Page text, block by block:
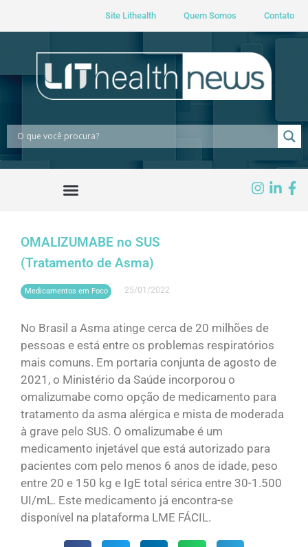
Site Lithealth Quem Somos Contato
OMALIZUMABE no SUS
(Tratamento de Asma)
Medicamentos em Foco 25/01/2022
No Brasil a Asma atinge cerca de 20 milhões de
pessoas e está entre os problemas respiratórios
mais comuns. Em portaria conjunta de agosto de
2021, o Ministério da Saúde incorporou o
omalizumabe como opção de medicamento para
tratamento da asma alérgica e mista de moderada
à grave pelo SUS. O omalizumabe é um
medicamento injetável que está autorizado para
pacientes com pelo menos 6 anos de idade, peso
entre 20 e 150 kg e IgE total sérica entre 30-1.500
UI/mL. Este medicamento já encontra-se
disponível na plataforma LME FÁCIL.